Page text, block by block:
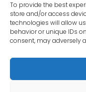
To provide the best
store and/or access
technologies will allow
behavior or unique IDs
consent, may adversely
los derechos